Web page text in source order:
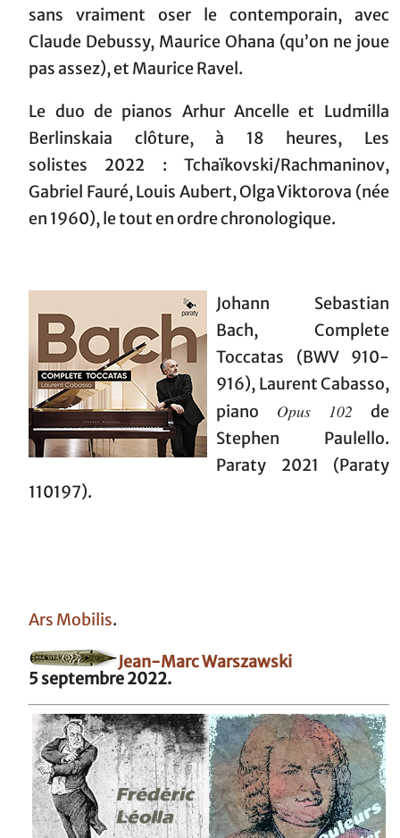
sans vraiment oser le contemporain, avec
Claude Debussy, Maurice Ohana (qu’on ne joue
pas assez), et Maurice Ravel.
Le duo de pianos Arhur Ancelle et Ludmilla
Berlinskaia clôture, à 18 heures, Les
solistes 2022 : Tchaïkovski/Rachmaninov,
Gabriel Fauré, Louis Aubert, Olga Viktorova (née
en 1960), le tout en ordre chronologique.
Johann Sebastian
Bach, Complete
Toccatas (BWV 910-
916), Laurent Cabasso,
piano Opus 102 de
Stephen Paulello.
Paraty 2021 (Paraty
110197).
Ars Mobilis.
Jean-Marc Warszawski
5 septembre 2022.